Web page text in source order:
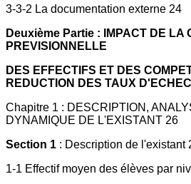
3-3-2 La documentation externe 24
Deuxième Partie : IMPACT DE LA
PREVISIONNELLE
DES EFFECTIFS ET DES
REDUCTION DES TAUX D'ECHEC
Chapitre 1 : DESCRIPTION,
DYNAMIQUE DE L'EXISTANT 26
Section 1 : Description de l'existant
1-1 Effectif moyen des élèves par